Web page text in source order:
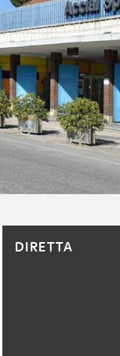
DIRETTA